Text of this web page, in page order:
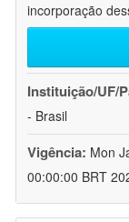
incorporação
Instituição/UF/
- Brasil
Vigência: Mon
00:00:00 BRT